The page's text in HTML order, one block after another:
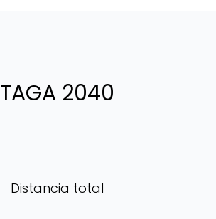
TAGA 2040
Distancia total